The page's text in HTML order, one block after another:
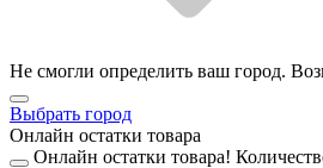
Не смогли определить ваш город.
Выбрать город
Онлайн остатки товара
Онлайн остатки товара!